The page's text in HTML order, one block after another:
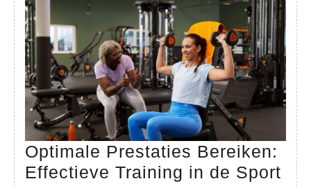
de
Praktijk
Optimale Prestaties Bereiken:
Effectieve Training in de Sport